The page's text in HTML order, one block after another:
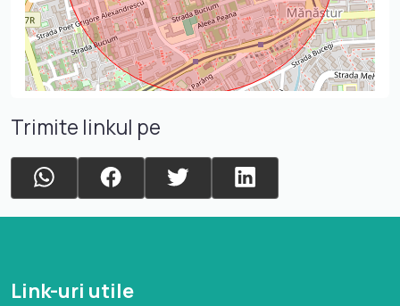
Trimite linkul pe
Link-uri utile